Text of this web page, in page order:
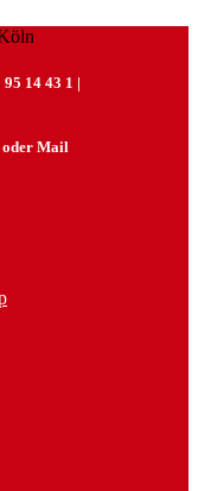
14 43 1 |
oder Mail